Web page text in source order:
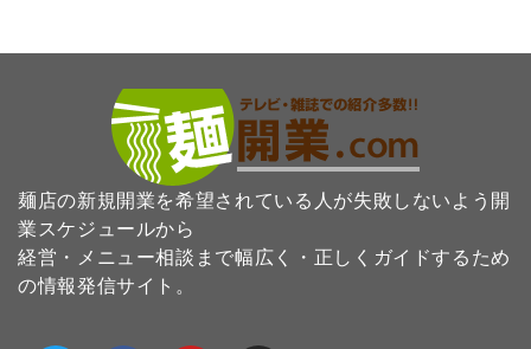
麺店の新規開業を希望されている人が失敗しないよう開
業スケジュールから
経営・メニュー相談まで幅広く・正しくガイドするため
の情報発信サイト。